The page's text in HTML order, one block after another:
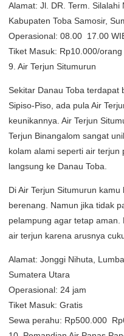
Alamat: Jl. DR. Term. Silalahi
Kabupaten Toba Samosir,
Operasional: 08.00  17.00
Tiket Masuk: Rp10.000/orang
9. Air Terjun Situmurun
Sekitar Danau Toba terdapat
Sipiso-Piso, ada pula Air
keunikannya. Air Terjun
Terjun Binangalom sangat
kolam alami seperti air
langsung ke Danau Toba.
Di Air Terjun Situmurun
berenang. Namun jika tidak
pelampung agar tetap
air terjun karena arusnya
Alamat: Jonggi Nihuta,
Sumatera Utara
Operasional: 24 jam
Tiket Masuk: Gratis
Sewa perahu: Rp500.000 